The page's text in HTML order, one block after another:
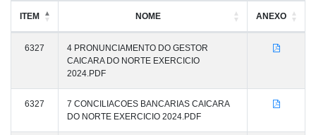
ITEM NOME ANEXO
6327
4 PRONUNCIAMENTO DO GESTOR
CAICARA DO NORTE EXERCICIO
2024.PDF
6327
7 CONCILIACOES BANCARIAS CAICARA
DO NORTE EXERCICIO 2024.PDF